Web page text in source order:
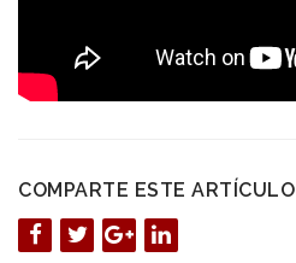
COMPARTE ESTE ARTÍCULO